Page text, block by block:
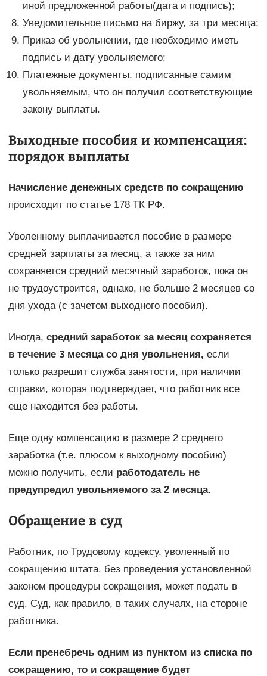
иной предложенной работы(дата и подпись);
Уведомительное письмо на биржу, за три месяца;
Приказ об увольнении, где необходимо иметь
подпись и дату увольняемого;
Платежные документы, подписанные самим
увольняемым, что он получил соответствующие
закону выплаты.
Выходные пособия и компенсация:
порядок выплаты
Начисление денежных средств по сокращению
происходит по статье 178 ТК РФ.
Уволенному выплачивается пособие в размере
средней зарплаты за месяц, а также за ним
сохраняется средний месячный заработок, пока он
не трудоустроится, однако, не больше 2 месяцев со
дня ухода (с зачетом выходного пособия).
Иногда, средний заработок за месяц сохраняется
в течение 3 месяца со дня увольнения, если
только разрешит служба занятости, при наличии
справки, которая подтверждает, что работник все
еще находится без работы.
Еще одну компенсацию в размере 2 среднего
заработка (т.е. плюсом к выходному пособию)
можно получить, если работодатель не
предупредил увольняемого за 2 месяца.
Обращение в суд
Работник, по Трудовому кодексу, уволенный по
сокращению штата, без проведения установленной
законом процедуры сокращения, может подать в
суд. Суд, как правило, в таких случаях, на стороне
работника.
Если пренебречь одним из пунктом из списка по
сокращению, то и сокращение будет